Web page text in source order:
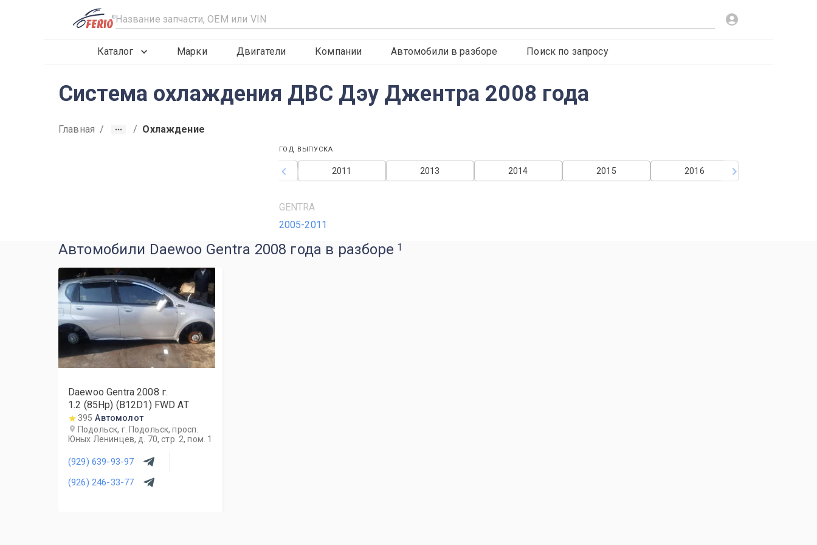
R
Каталог Марки Двигатели Компании Автомобили в разборе Поиск по запросу
Система охлаждения ДВС Дэу Джентра 2008 года
Главная / / Охлаждение
ГОД ВЫПУСКА
2016
2015
2014
2013
2011
GENTRA
2005-2011
Автомобили Daewoo Gentra 2008 года в разборе 1
Daewoo Gentra 2008 г.
1.2 (85Hp) (B12D1) FWD AT
395 Автомолот
Подольск, г. Подольск, просп.
Юных Ленинцев, д. 70, стр. 2, пом. 1
(929) 639-93-97
(926) 246-33-77